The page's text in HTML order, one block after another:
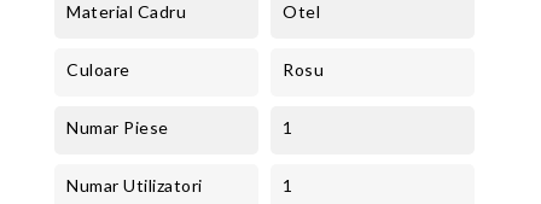
Material Cadru Otel
Culoare Rosu
Numar Piese 1
Numar Utilizatori 1